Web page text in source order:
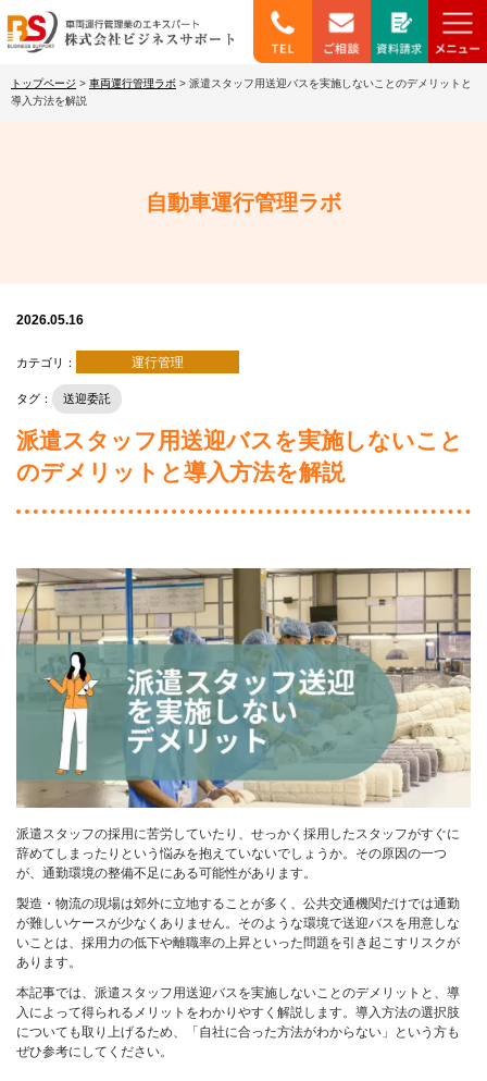
トップページ > 車両運行管理ラボ > 派遣スタッフ用送迎バスを実施しないことのデメリットと
導入方法を解説
自動車運行管理ラボ
2026.05.16
カテゴリ： 運行管理
タグ： 送迎委託
派遣スタッフ用送迎バスを実施しないこと
のデメリットと導入方法を解説
派遣スタッフの採用に苦労していたり、せっかく採用したスタッフがすぐに
辞めてしまったりという悩みを抱えていないでしょうか。その原因の一つ
が、通勤環境の整備不足にある可能性があります。
製造・物流の現場は郊外に立地することが多く、公共交通機関だけでは通勤
が難しいケースが少なくありません。そのような環境で送迎バスを用意しな
いことは、採用力の低下や離職率の上昇といった問題を引き起こすリスクが
あります。
本記事では、派遣スタッフ用送迎バスを実施しないことのデメリットと、導
入によって得られるメリットをわかりやすく解説します。導入方法の選択肢
についても取り上げるため、「自社に合った方法がわからない」という方も
ぜひ参考にしてください。